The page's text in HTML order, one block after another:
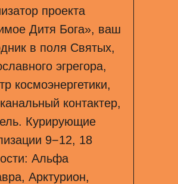
проекта
Дитя Бога», ваш
в поля Святых,
эгрегора,
космоэнергетики,
контактер,
Курирующие
9−12, 18
Альфа
Арктурион,